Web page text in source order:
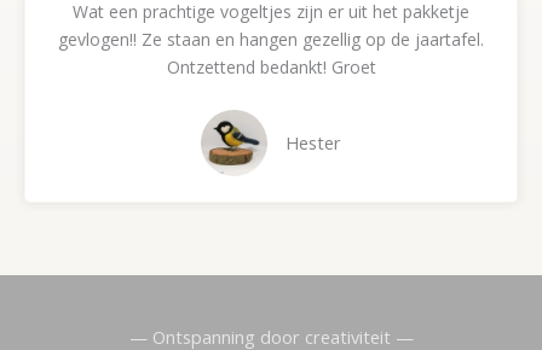
a
r
d
Wat een prachtige vogeltjes zijn er uit het pakketje
gevlogen!! Ze staan en hangen gezellig op de jaartafel.
Ontzettend bedankt! Groet
Hester
— Ontspanning door creativiteit —